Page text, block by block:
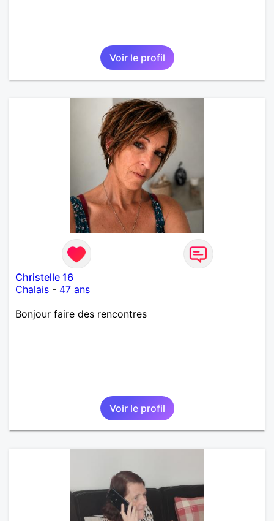
Voir le profil
Christelle 16
Chalais - 47 ans
Bonjour faire des rencontres
Voir le profil